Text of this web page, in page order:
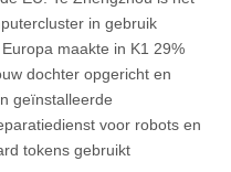
in gebruik
maakte in K1 29%
dochter opgericht en
geïnstalleerde
voor robots en
tokens gebruikt